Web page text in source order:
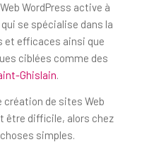
WordPress active à
se spécialise dans la
et efficaces ainsi que
ciblées comme des
Ghislain.
création de sites Web
être difficile, alors chez
simples.